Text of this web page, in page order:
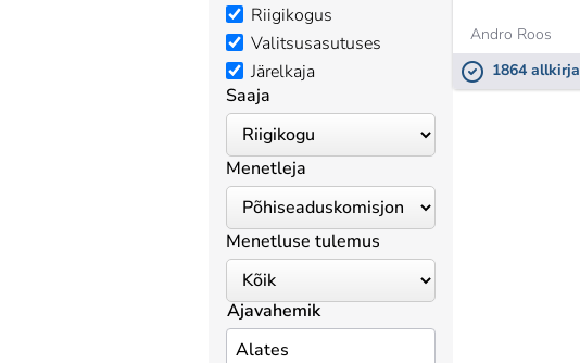
Riigikogus
Valitsusasutuses
Järelkaja
Saaja
Menetleja
Menetluse tulemus
Ajavahemik
Alates
Andro Roos
1864 allkirja